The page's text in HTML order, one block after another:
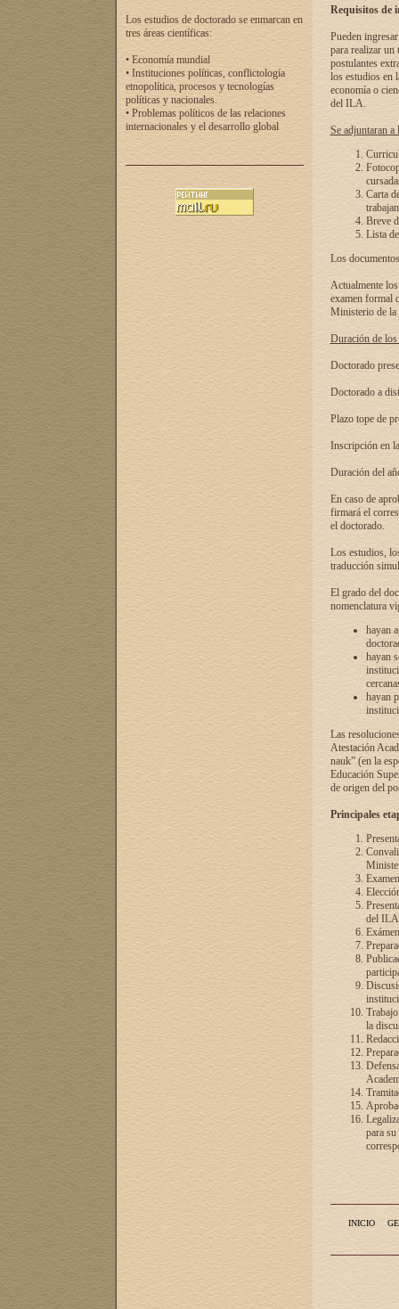
Los estudios de doctorado se enmarcan en
tres áreas científicas:
• Economía mundial
• Instituciones políticas, conflictología
etnopolítica, procesos y tecnologías
políticas y nacionales.
• Problemas políticos de las relaciones
internacionales y el desarrollo global
Requisitos de
Pueden
para realizar un
postulantes
los estudios en
economía o
del ILA.
Se adjuntaran a
Carta
Breve
Lista
Los
Actualmente
examen formal
Ministerio de la
Duración de
Doctorado
Doctorado a
Plazo tope de
Inscripción en
Duración del
En caso de
firmará el
el doctorado.
Los estudios,
traducción
El grado del
nomenclatura
hayan
hayan
hayan
Las
Atestación
nauk” (en la
Educación
de origen del
Principales
del
la
para
INICIO